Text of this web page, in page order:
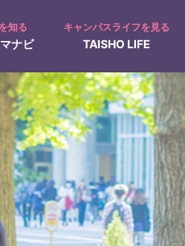
動画で見る！大正大学
知る
ナビ
地域創生学部特設ペー
キャンパスライフを見る
TAISHO LIFE
ブ・サークル活動 奨学金
オープンキャンパス
募集人員
入試Q&A
入学手続について